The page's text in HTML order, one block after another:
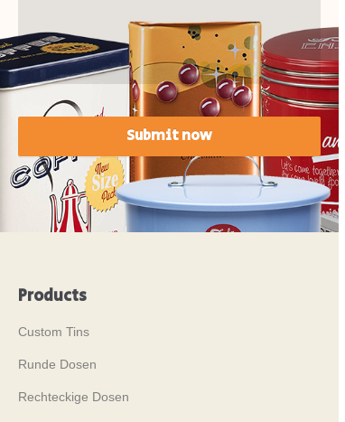
Submit now
Products
Custom Tins
Runde Dosen
Rechteckige Dosen